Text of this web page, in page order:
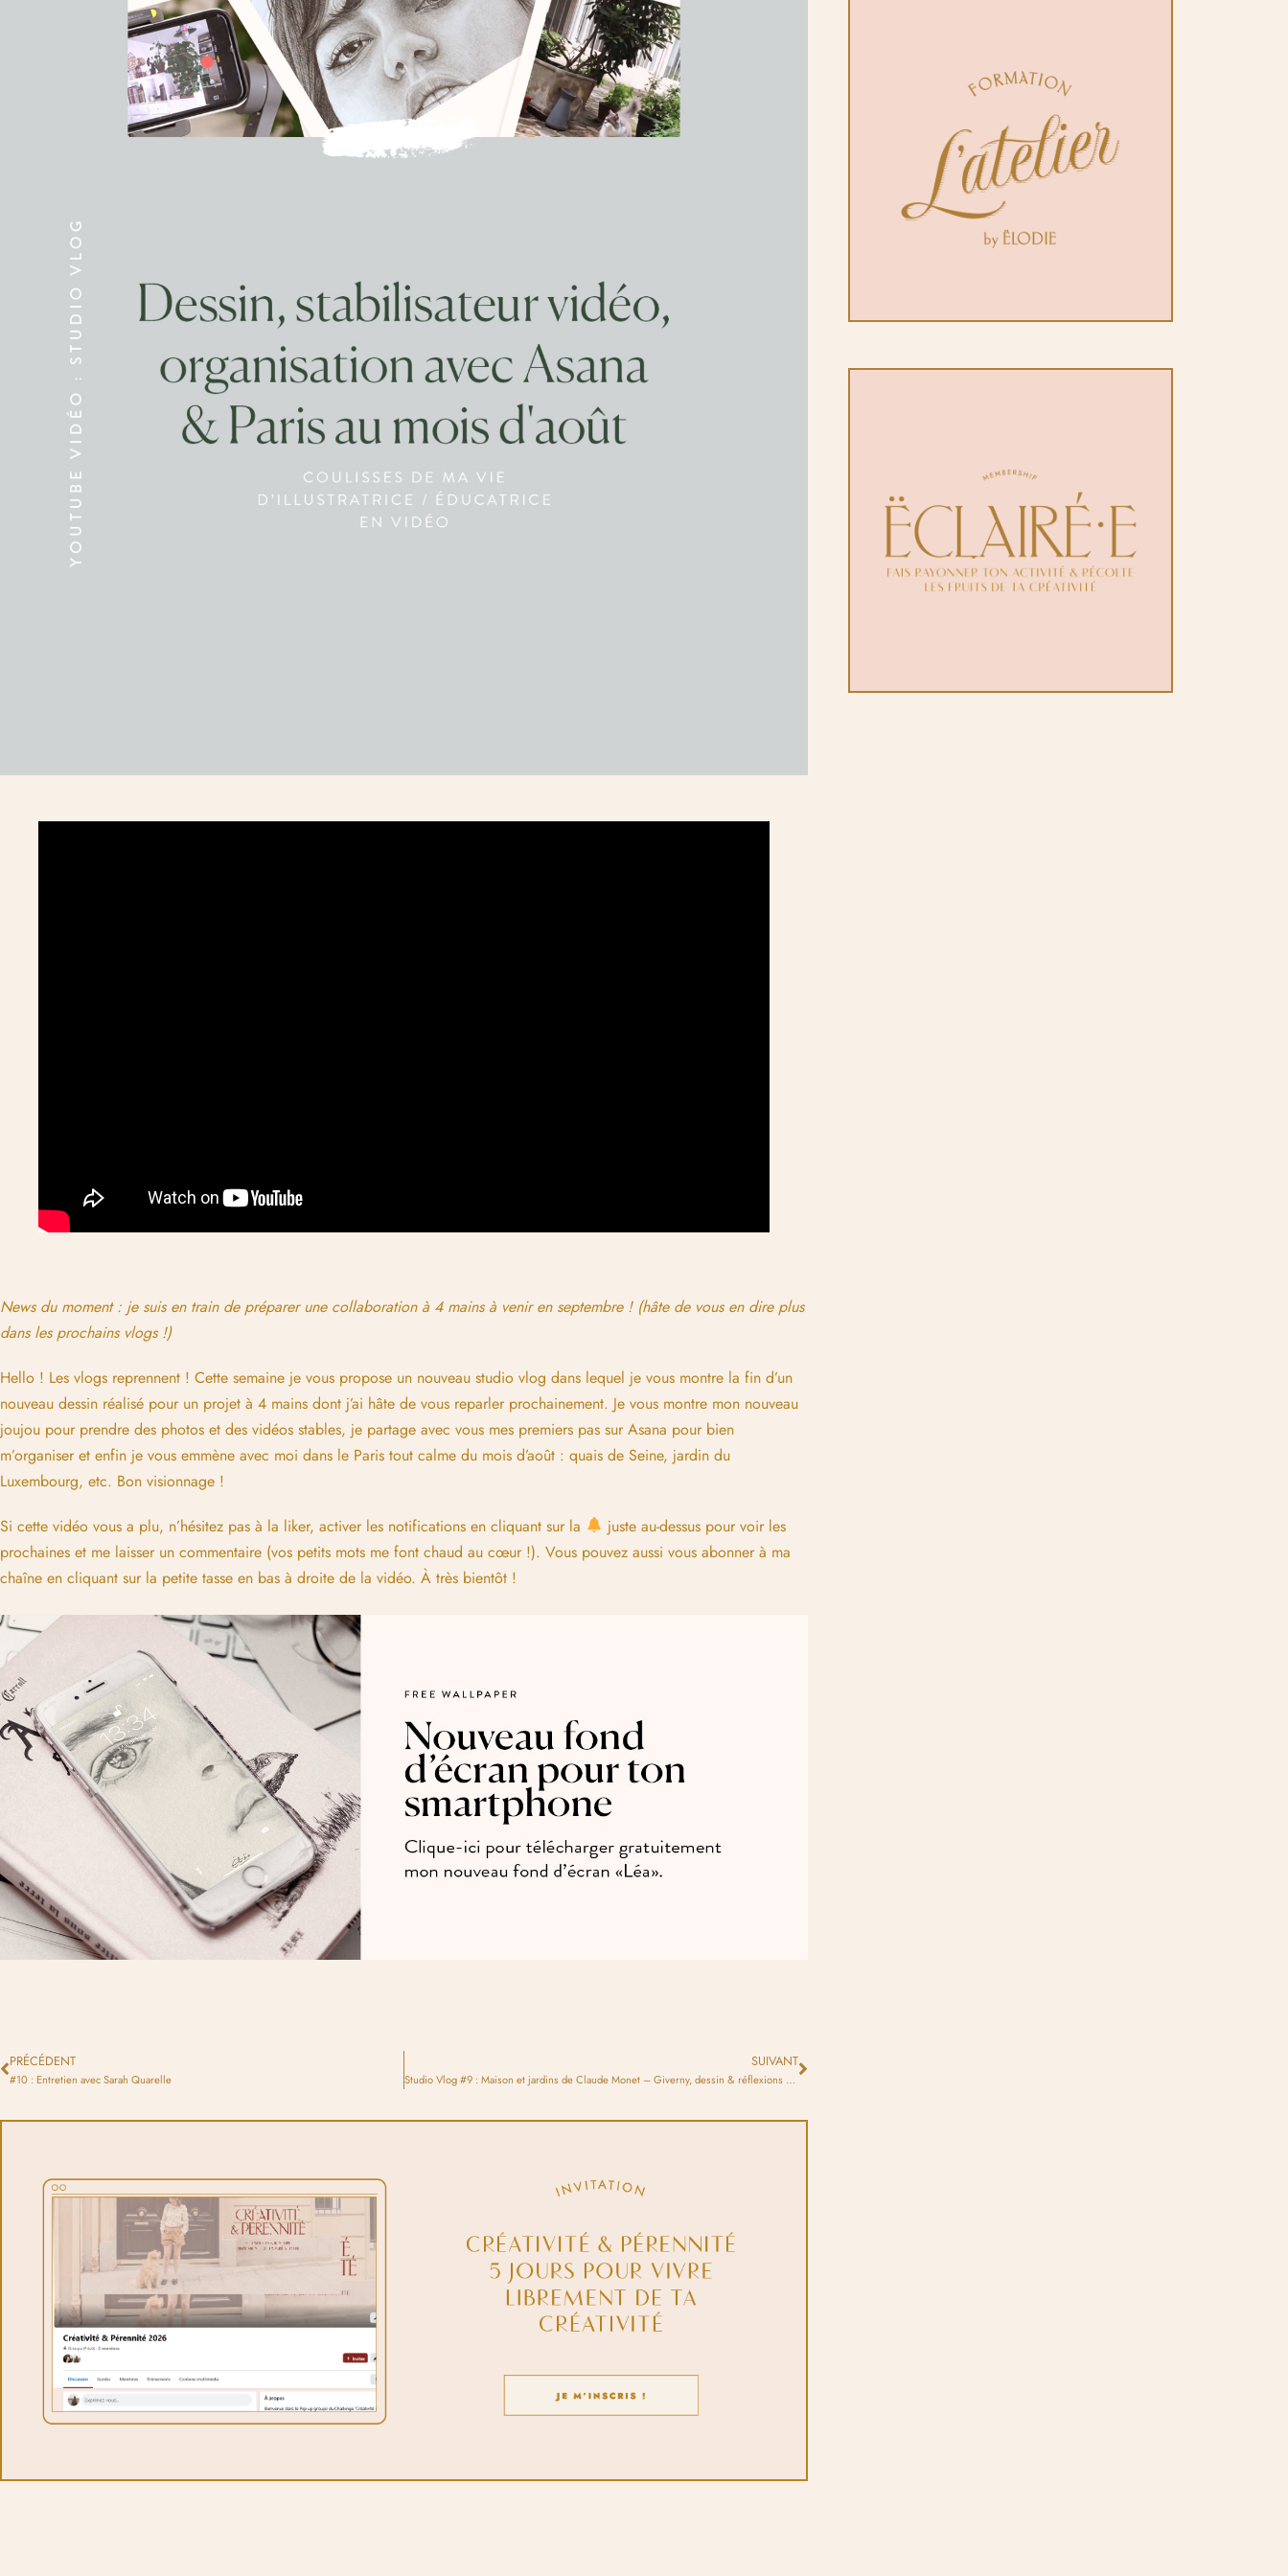
News du moment : je suis en train de préparer une collaboration à 4 mains à venir en septembre ! (hâte de vous en dire plus
dans les prochains vlogs !)
Hello ! Les vlogs reprennent ! Cette semaine je vous propose un nouveau studio vlog dans lequel je vous montre la fin d’un
nouveau dessin réalisé pour un projet à 4 mains dont j’ai hâte de vous reparler prochainement. Je vous montre mon nouveau
joujou pour prendre des photos et des vidéos stables, je partage avec vous mes premiers pas sur Asana pour bien
m’organiser et enfin je vous emmène avec moi dans le Paris tout calme du mois d’août : quais de Seine, jardin du
Luxembourg, etc. Bon visionnage !
Si cette vidéo vous a plu, n’hésitez pas à la liker, activer les notifications en cliquant sur la
juste au-dessus pour voir les
prochaines et me laisser un commentaire (vos petits mots me font chaud au cœur !). Vous pouvez aussi vous abonner à ma
chaîne en cliquant sur la petite tasse en bas à droite de la vidéo. À très bientôt !
PRÉCÉDENT
#10 : Entretien avec Sarah Quarelle
SUIVANT
Studio Vlog #9 : Maison et jardins de Claude Monet – Giverny, dessin & réflexions du moment